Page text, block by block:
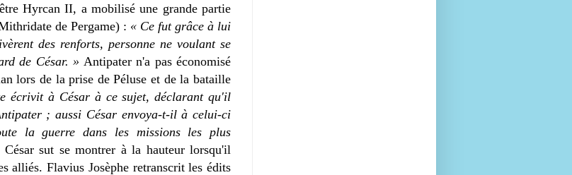
Hyrcan II, a mobilisé une grande partie
de Pergame) : « Ce fut grâce à lui
des renforts, personne ne voulant se
de César. » Antipater n'a pas économisé
lors de la prise de Péluse et de la bataille
écrivit à César à ce sujet, déclarant qu'il
; aussi César envoya-t-il à celui-ci
la guerre dans les missions les plus
sut se montrer à la hauteur lorsqu'il
alliés. Flavius Josèphe retranscrit les édits